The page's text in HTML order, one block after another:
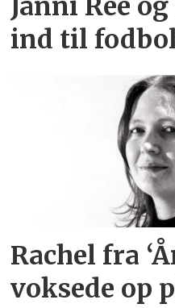
Janni Ree
ind til
Rachel fra
voksede op